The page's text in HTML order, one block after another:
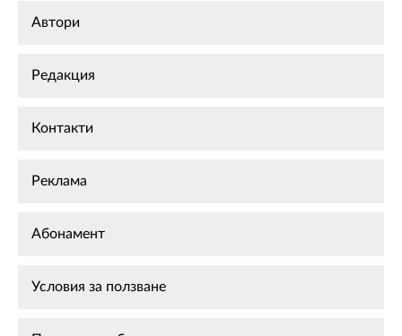
Автори
Редакция
Контакти
Реклама
Абонамент
Условия за ползване